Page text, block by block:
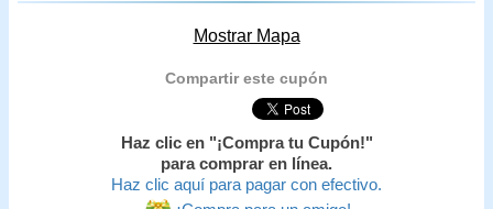
Mostrar Mapa
Compartir este cupón
Haz clic en "¡Compra tu Cupón!"
para comprar en línea.
Haz clic aquí para pagar con efectivo.